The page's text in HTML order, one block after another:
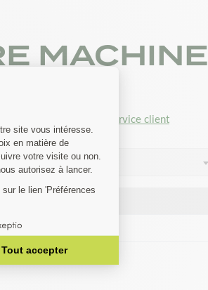
MACHINE
liste, Contactez notre service client